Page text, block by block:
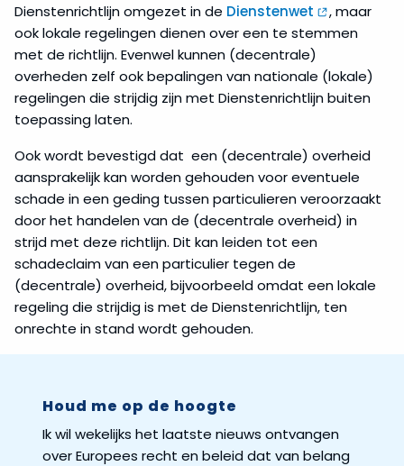
Dienstenrichtlijn omgezet in de Dienstenwet
, maar
ook lokale regelingen dienen over een te stemmen
met de richtlijn. Evenwel kunnen (decentrale)
overheden zelf ook bepalingen van nationale (lokale)
regelingen die strijdig zijn met Dienstenrichtlijn buiten
toepassing laten.
Ook wordt bevestigd dat een (decentrale) overheid
aansprakelijk kan worden gehouden voor eventuele
schade in een geding tussen particulieren veroorzaakt
door het handelen van de (decentrale overheid) in
strijd met deze richtlijn. Dit kan leiden tot een
schadeclaim van een particulier tegen de
(decentrale) overheid, bijvoorbeeld omdat een lokale
regeling die strijdig is met de Dienstenrichtlijn, ten
onrechte in stand wordt gehouden.
Houd me op de hoogte
Ik wil wekelijks het laatste nieuws ontvangen
over Europees recht en beleid dat van belang